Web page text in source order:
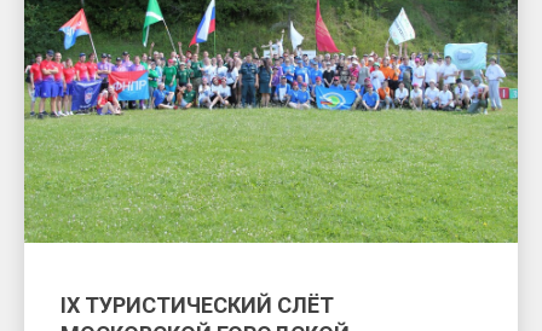
IX ТУРИСТИЧЕСКИЙ СЛЁТ